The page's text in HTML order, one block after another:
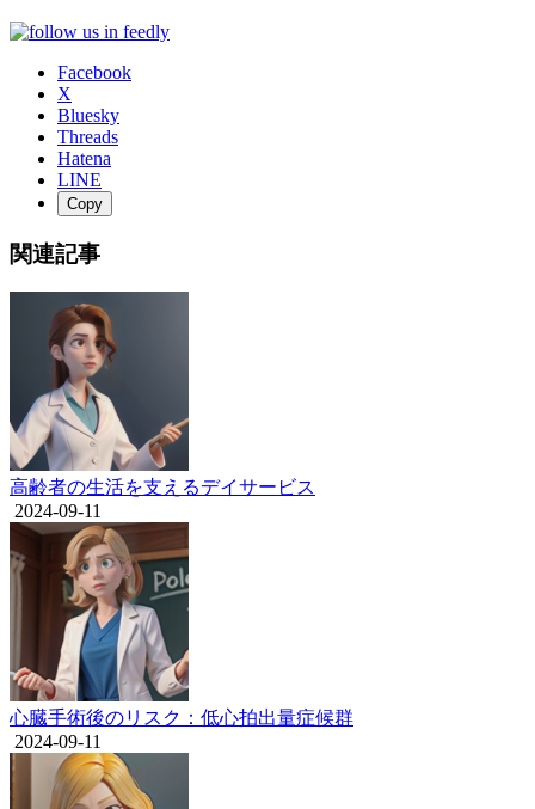
Facebook
X
Bluesky
Threads
Hatena
LINE
Copy
関連記事
高齢者の生活を支えるデイサービス
2024-09-11
心臓手術後のリスク：低心拍出量症候群
2024-09-11